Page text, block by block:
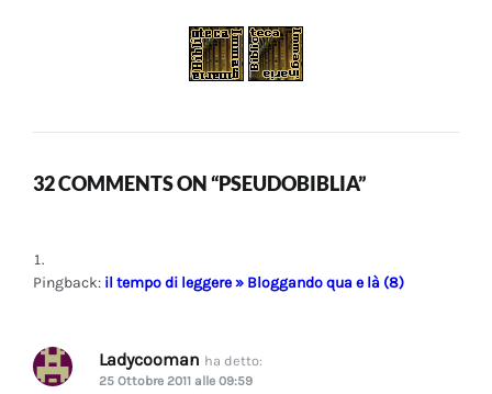
32 COMMENTS ON “PSEUDOBIBLIA”
Pingback: il tempo di leggere » Bloggando qua e là (8)
Ladycooman ha detto:
25 Ottobre 2011 alle 09:59